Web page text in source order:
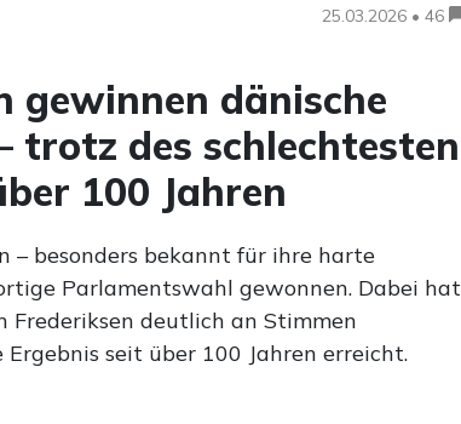
25.03.2026 • 46
gewinnen dänische
trotz des schlechtesten
100 Jahren
– besonders bekannt für ihre harte
Parlamentswahl gewonnen. Dabei hat
deutlich an Stimmen
seit über 100 Jahren erreicht.